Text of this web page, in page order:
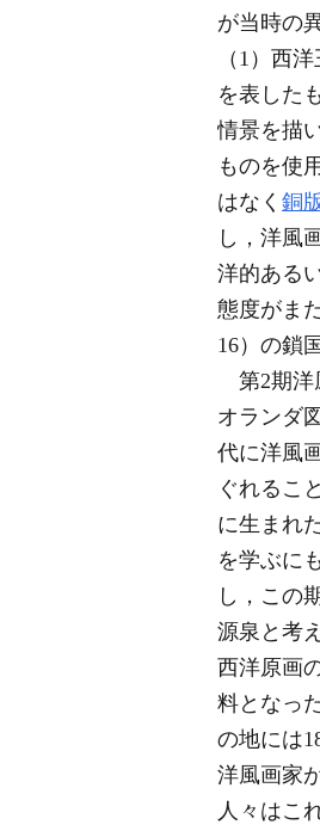
が当時の
（1）西
を表した
情景を描
ものを使
はなく 銅
し，洋風
洋的ある
態度がま
16）の鎖
第2期洋
オランダ
代に洋風
ぐれるこ
に生まれ
を学ぶに
し，この
源泉と考
西洋原画
料となっ
の地には
洋風画家
人々はこ